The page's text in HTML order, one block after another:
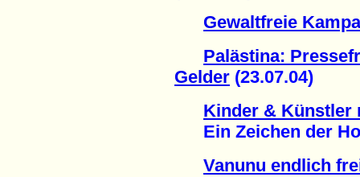
Gewaltfreie
Palästina:
Gelder (23.07.04)
Kinder & Künstler
Ein Zeichen der
Vanunu endlich